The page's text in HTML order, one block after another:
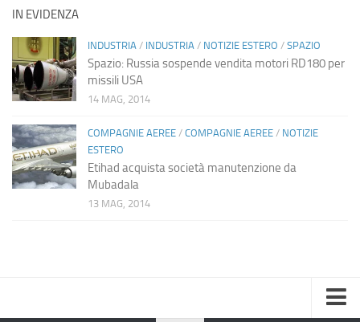
IN EVIDENZA
INDUSTRIA / INDUSTRIA / NOTIZIE ESTERO / SPAZIO
Spazio: Russia sospende vendita motori RD180 per
missili USA
14 MAG, 2014
COMPAGNIE AEREE / COMPAGNIE AEREE / NOTIZIE
ESTERO
Etihad acquista società manutenzione da
Mubadala
13 MAG, 2014